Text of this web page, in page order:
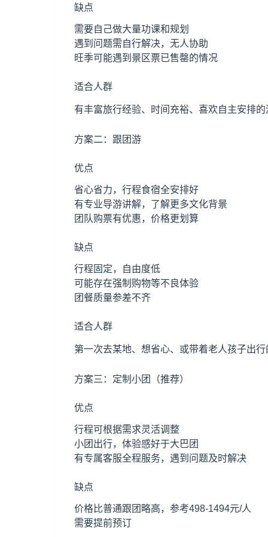
缺点
需要自己做大量功课和规划
遇到问题需自行解决，无人协助
旺季可能遇到景区票已售罄的情况
适合人群
有丰富旅行经验、时间充裕、喜欢自主安排的
方案二：跟团游
优点
省心省力，行程食宿全安排好
有专业导游讲解，了解更多文化背景
团队购票有优惠，价格更划算
缺点
行程固定，自由度低
可能存在强制购物等不良体验
团餐质量参差不齐
适合人群
第一次去某地、想省心、或带着老人孩子出
方案三：定制小团（推荐）
优点
行程可根据需求灵活调整
小团出行，体验感好于大巴团
有专属客服全程服务，遇到问题及时解决
缺点
价格比普通跟团略高，参考498-1494元/人
需要提前预订